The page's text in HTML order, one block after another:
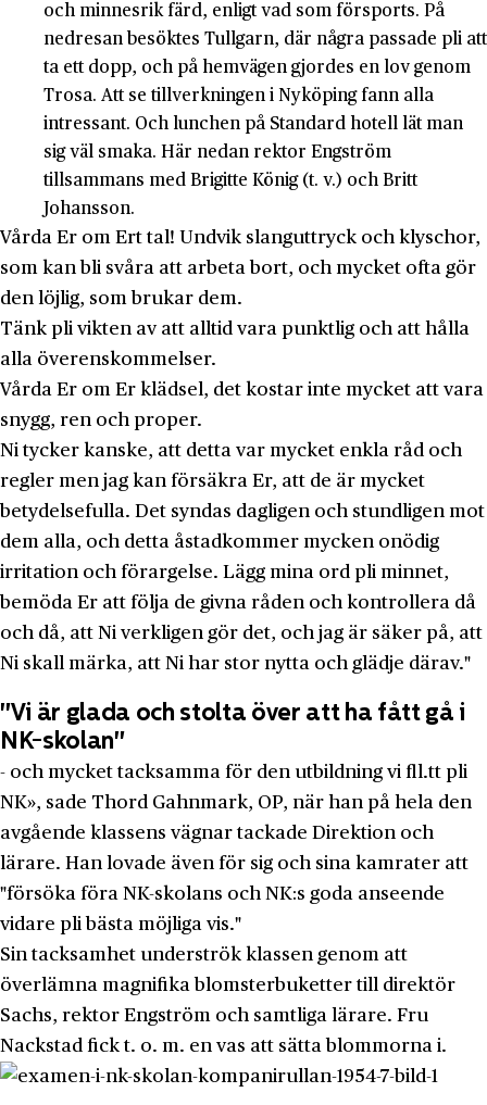
och minnesrik färd, enligt vad som försports. På
nedresan be­söktes Tullgarn, där några passade pli att
ta ett dopp, och på hemvägen gjordes en lov genom
Trosa. Att se tillverkningen i Nyköping fann alla
intressant. Och lunchen på Standard hotell lät man
sig väl smaka. Här ne­dan rektor Engström
tillsammans med Brigitte König (t. v.) och Britt
Johansson.
Vårda Er om Ert tal! Undvik slanguttryck och klyschor,
som kan bli svåra att arbeta bort, och mycket ofta gör
den löjlig, som brukar dem.
Tänk pli vikten av att alltid vara punktlig och att hålla
alla överenskommelser.
Vårda Er om Er klädsel, det kostar inte mycket att vara
snygg, ren och proper.
Ni tycker kanske, att detta var mycket enkla råd och
regler men jag kan försäkra Er, att de är mycket
betydelsefulla. Det syndas dagligen och stundligen mot
dem alla, och detta åstadkommer myc­ken onödig
irritation och förargelse. Lägg mina ord pli minnet,
bemöda Er att följa de givna råden och kontrollera då
och då, att Ni verkligen gör det, och jag är säker på, att
Ni skall märka, att Ni har stor nytta och glädje därav."
"Vi är glada och stolta över att ha fått gå i
NK-skolan"
- och mycket tacksamma för den utbildning vi fll.tt pli
NK», sade Thord Gahnmark, OP, när han på hela den
avgående klassens vägnar tackade Direktion och
lärare. Han lovade även för sig och sina kamrater att
"försöka föra NK-skolans och NK:s goda an­seende
vidare pli bästa möjliga vis."
Sin tacksamhet underströk klassen genom att
överlämna magni­fika blomsterbuketter till direktör
Sachs, rektor Engström och samt­liga lärare. Fru
Nackstad fick t. o. m. en vas att sätta blom­morna i.